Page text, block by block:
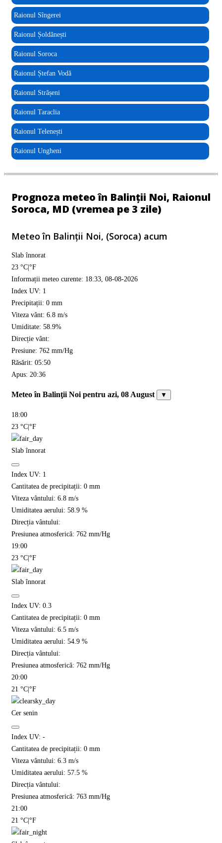
Raionul Sîngerei
Raionul Șoldănești
Raionul Soroca
Raionul Ștefan Vodă
Raionul Strășeni
Raionul Taraclia
Raionul Telenești
Raionul Ungheni
Prognoza meteo în Balinții Noi, Raionul
Soroca, MD (vremea pe 3 zile)
Meteo în Balinţii Noi, (Soroca) acum
Slab înnorat
23 °C °F
Informații meteo curente: 18:33, 08-08-2026
Index UV: 1
Precipitații: 0 mm
Viteza vânt: 6.8 m/s
Umiditate: 58.9%
Direcție vânt:
Presiune: 762 mm/Hg
Răsărit: 05:50
Apus: 20:36
Meteo în Balinţii Noi pentru azi, 08 August ▼
18:00
23 °C|°F
Slab înnorat
Index UV: 1
Cantitatea de precipitații: 0 mm
Viteza vântului: 6.8 m/s
Umiditatea aerului: 58.9 %
Direcția vântului:
Presiunea atmosferică: 762 mm/Hg
19:00
23 °C|°F
Slab înnorat
Index UV: 0.3
Cantitatea de precipitații: 0 mm
Viteza vântului: 6.5 m/s
Umiditatea aerului: 54.9 %
Direcția vântului:
Presiunea atmosferică: 762 mm/Hg
20:00
21 °C|°F
Cer senin
Index UV: -
Cantitatea de precipitații: 0 mm
Viteza vântului: 6.3 m/s
Umiditatea aerului: 57.5 %
Direcția vântului:
Presiunea atmosferică: 763 mm/Hg
21:00
21 °C|°F